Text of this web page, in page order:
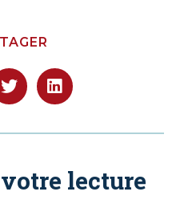
votre lecture